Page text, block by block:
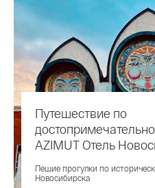
Путешествие по
AZIMUT Отель
Пешие прогулки по
Новосибирска